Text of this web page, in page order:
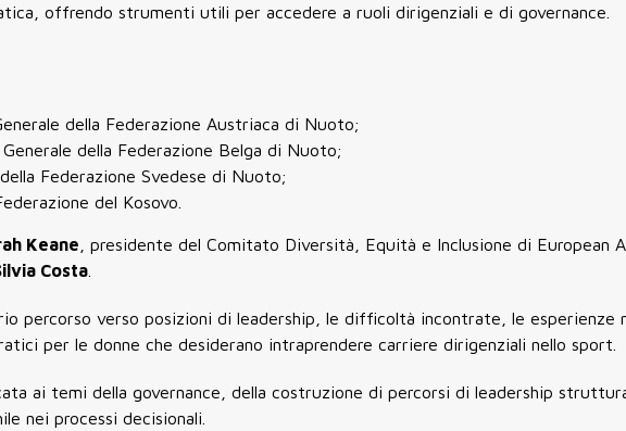
offrendo strumenti utili per accedere a ruoli dirigenziali e di governance.
della Federazione Austriaca di Nuoto;
Generale della Federazione Belga di Nuoto;
della Federazione Svedese di Nuoto;
del Kosovo.
Keane , presidente del Comitato Diversità, Equità e Inclusione di European
Costa
percorso verso posizioni di leadership, le difficoltà incontrate, le esperienze
per le donne che desiderano intraprendere carriere dirigenziali nello sport.
ai temi della governance, della costruzione di percorsi di leadership
nei processi decisionali.